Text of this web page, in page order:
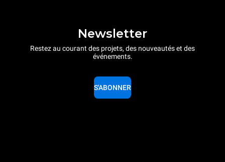
Newsletter
Restez au courant des projets, des nouveautés et des
événements.
S'ABONNER